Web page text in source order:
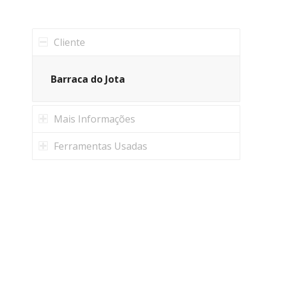
Cliente
Barraca do Jota
Mais Informações
Ferramentas Usadas